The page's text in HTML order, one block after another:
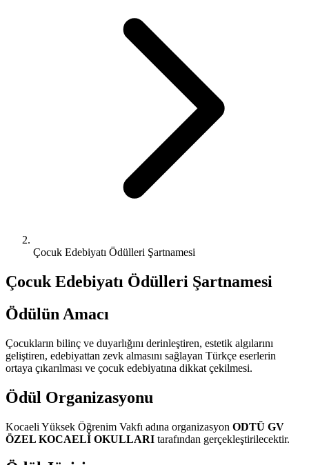
Çocuk Edebiyatı Ödülleri Şartnamesi
Çocuk Edebiyatı Ödülleri Şartnamesi
Ödülün Amacı
Çocukların bilinç ve duyarlığını derinleştiren, estetik algılarını
geliştiren, edebiyattan zevk almasını sağlayan Türkçe eserlerin
ortaya çıkarılması ve çocuk edebiyatına dikkat çekilmesi.
Ödül Organizasyonu
Kocaeli Yüksek Öğrenim Vakfı adına organizasyon ODTÜ GV
ÖZEL KOCAELİ OKULLARI tarafından gerçekleştirilecektir.